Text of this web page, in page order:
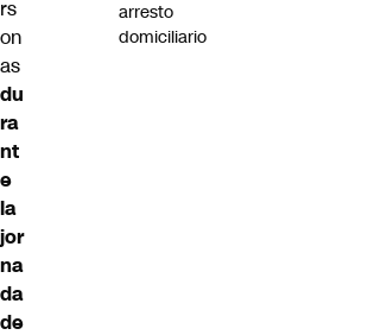
rs
on
as
du
ra
nt
e
la
jor
na
da
de
arresto
domiciliario